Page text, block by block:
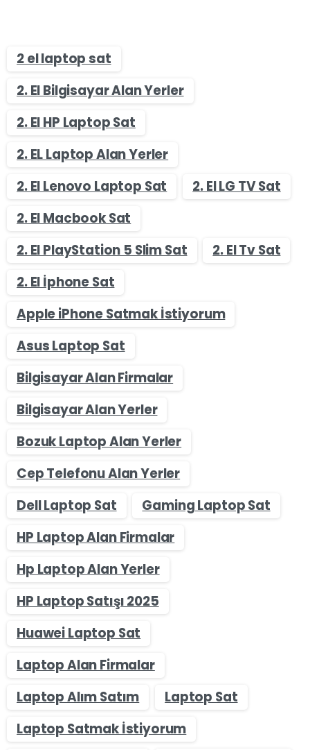
2 el laptop sat
2. El Bilgisayar Alan Yerler
2. El HP Laptop Sat
2. EL Laptop Alan Yerler
2. El Lenovo Laptop Sat
2. El LG TV Sat
2. El Macbook Sat
2. El PlayStation 5 Slim Sat
2. El Tv Sat
2. El İphone Sat
Apple iPhone Satmak İstiyorum
Asus Laptop Sat
Bilgisayar Alan Firmalar
Bilgisayar Alan Yerler
Bozuk Laptop Alan Yerler
Cep Telefonu Alan Yerler
Dell Laptop Sat
Gaming Laptop Sat
HP Laptop Alan Firmalar
Hp Laptop Alan Yerler
HP Laptop Satışı 2025
Huawei Laptop Sat
Laptop Alan Firmalar
Laptop Alım Satım
Laptop Sat
Laptop Satmak İstiyorum